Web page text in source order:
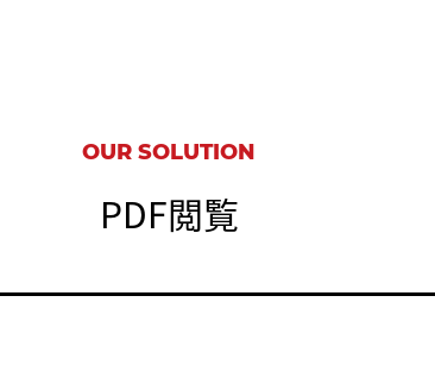
OUR SOLUTION
PDF閲覧